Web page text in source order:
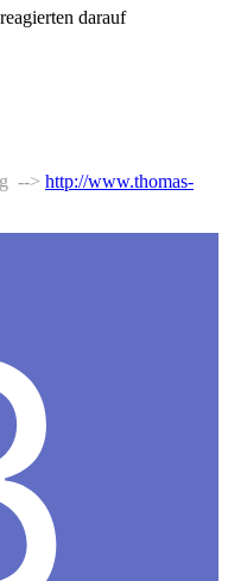
reagierten darauf
--> http://www.thomas-